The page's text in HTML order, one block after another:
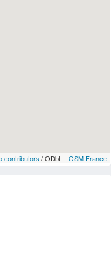
contributors / ODbL - OSM France